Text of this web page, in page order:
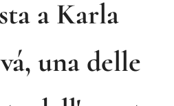
a Karla
una delle